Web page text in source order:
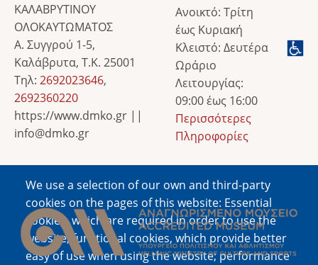
We use a selection of our own and third-party
cookies on the pages of this website: Essential
cookies, which are required in order to use the
website; functional cookies, which provide better
easy of use when using the website; performance
ΚΑΛΑΒΡΥΤΙΝΟΥ
ΟΛΟΚΑΥΤΩΜΑΤΟΣ
Α. Συγγρού 1-5,
Καλάβρυτα, Τ.Κ. 25001
Τηλ: 2692023646,
2692360220
https://www.dmko.gr ||
info@dmko.gr
Ανοικτό: Τρίτη
έως Κυριακή
Κλειστό: Δευτέρα
Ωράριο
Λειτουργίας:
09:00 έως 16:00
Περισσότερες
Πληροφορίες
Image